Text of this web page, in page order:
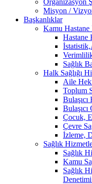
Misyon /
Başkanlıklar
Kamu Hastane
Hastane
Sağlık
Halk Sağlığı
Aile
Toplum
Çocuk,
Çevre
İzleme,
Sağlık
Sağlık
Kamu
Sağlık